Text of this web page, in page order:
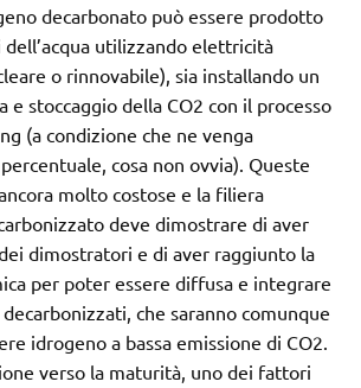
decarbonato può essere prodotto
dell’acqua utilizzando elettricità
o rinnovabile), sia installando un
e stoccaggio della CO2 con il processo
(a condizione che ne venga
cosa non ovvia). Queste
molto costose e la filiera
deve dimostrare di aver
dimostratori e di aver raggiunto la
per poter essere diffusa e integrare
che saranno comunque
idrogeno a bassa emissione di CO2.
verso la maturità, uno dei fattori